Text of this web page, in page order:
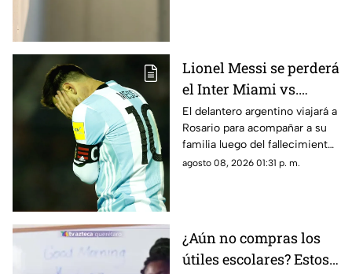
Lionel Messi se perderá
el Inter Miami vs.
Rayados en la Leagues
Cup
El delantero argentino viajará a
Rosario para acompañar a su
familia luego del fallecimiento
de Jorge Messi, por lo que no
agosto 08, 2026 01:31 p. m.
¿Aún no compras los
útiles escolares? Estos